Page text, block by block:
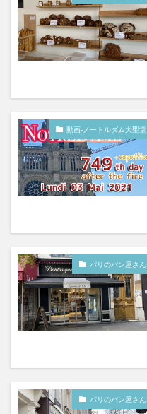
動画-ノートルダム大聖堂
パリのパン屋さん
パリのパン屋さん